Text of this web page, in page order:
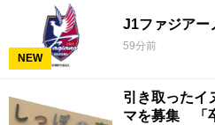
NEW
J1ファジア
59分前
引き取ったイ
マを募集 「